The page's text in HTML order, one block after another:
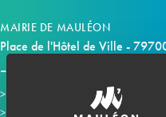
MAIRIE DE MAULÉON
Place de l'Hôtel de Ville -
Horaires d'ouverture
Contacter la mairie